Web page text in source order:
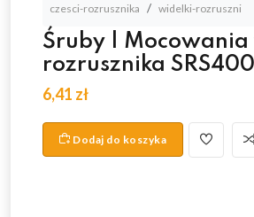
czesci-rozrusznika widelki-rozruszni
Śruby | Mocowania
rozrusznika
6,41 zł
Dodaj do koszyka